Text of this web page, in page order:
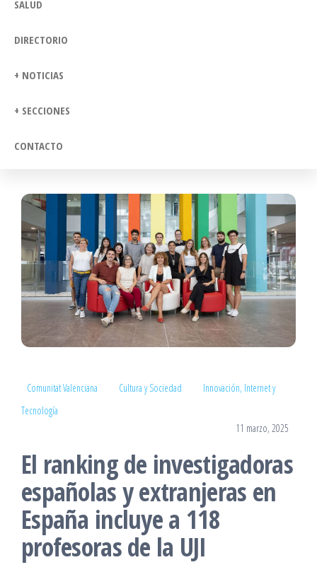
SALUD
DIRECTORIO
+ NOTICIAS
+ SECCIONES
CONTACTO
Comunitat Valenciana Cultura y Sociedad
Innovación, Internet y
Tecnología
11 marzo, 2025
El ranking de investigadoras
españolas y extranjeras en
España incluye a 118
profesoras de la UJI